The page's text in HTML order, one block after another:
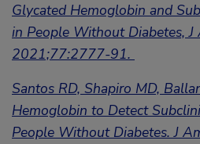
Glycated Hemoglobin and
in People Without Diabetes, J
2021;77:2777-91.
Santos RD, Shapiro MD,
Hemoglobin to Detect
People Without Diabetes. J